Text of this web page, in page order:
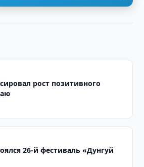
рост позитивного
26-й фестиваль «Дунгуй